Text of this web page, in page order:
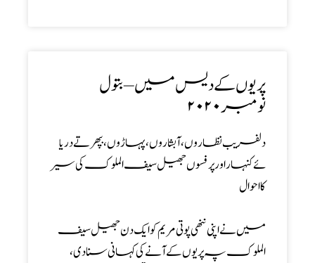
پریوں کے دیس میں – بتول
نومبر۲۰۲۰
دلفریب نظاروں ، آبشاروں ، پہاڑوں ،بپھرتے دریا
ئے کنہار اورپرفسوں جھیل سیف الملوک کی سیر
کا احوال
میں نے اپنی ننھی پوتی مریم کو ایک دن جھیل سیف
الملوک پہ پریوں کے آنے کی کہانی سنا دی ،